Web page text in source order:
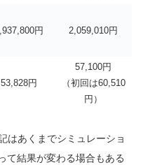
円 2,059,010円
53,828円
57,100円
（初回は60,510
円）
あくまでシミュレーショ
て結果が変わる場合もある